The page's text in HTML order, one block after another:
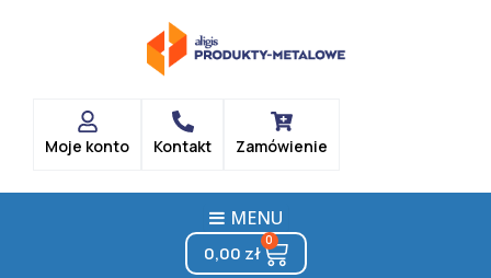
Moje konto Kontakt Zamówienie
MENU
0,00 zł
0
Cart